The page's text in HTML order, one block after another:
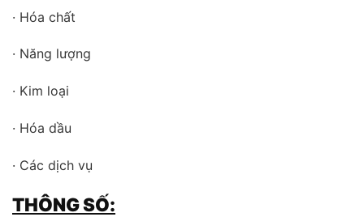
· Hóa chất
· Năng lượng
· Kim loại
· Hóa dầu
· Các dịch vụ
THÔNG SỐ: